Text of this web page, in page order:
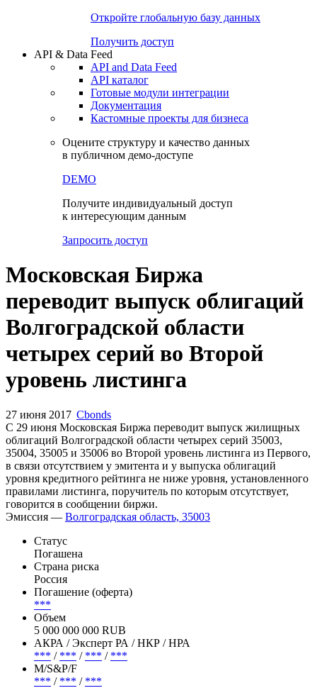
Откройте глобальную базу данных
Получить доступ
API & Data Feed
API and Data Feed
API каталог
Готовые модули интеграции
Документация
Кастомные проекты для бизнеса
Оцените структуру и качество данных
в публичном демо-доступе
DEMO
Получите индивидуальный доступ
к интересующим данным
Запросить доступ
Московская Биржа
переводит выпуск облигаций
Волгоградской области
четырех серий во Второй
уровень листинга
27 июня 2017 Cbonds
С 29 июня Московская Биржа переводит выпуск жилищных
облигаций Волгоградской области четырех серий 35003,
35004, 35005 и 35006 во Второй уровень листинга из Первого,
в связи отсутствием у эмитента и у выпуска облигаций
уровня кредитного рейтинга не ниже уровня, установленного
правилами листинга, поручитель по которым отсутствует,
говорится в сообщении биржи.
Эмиссия — Волгоградская область, 35003
Статус
Погашена
Страна риска
Россия
Погашение (оферта)
***
Объем
5 000 000 000 RUB
АКРА / Эксперт РА / НКР / НРА
*** / *** / *** / ***
М/S&P/F
*** / *** / ***